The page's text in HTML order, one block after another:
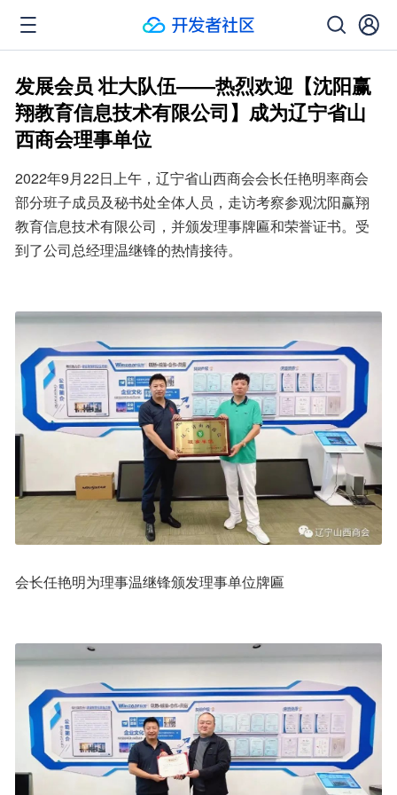
发展会员 壮大队伍——热烈欢迎【沈阳赢
翔教育信息技术有限公司】成为辽宁省山
西商会理事单位
2022年9月22日上午，辽宁省山西商会会长任艳明率商会
部分班子成员及秘书处全体人员，走访考察参观沈阳赢翔
教育信息技术有限公司，并颁发理事牌匾和荣誉证书。受
到了公司总经理温继锋的热情接待。
会长任艳明为理事温继锋颁发理事单位牌匾